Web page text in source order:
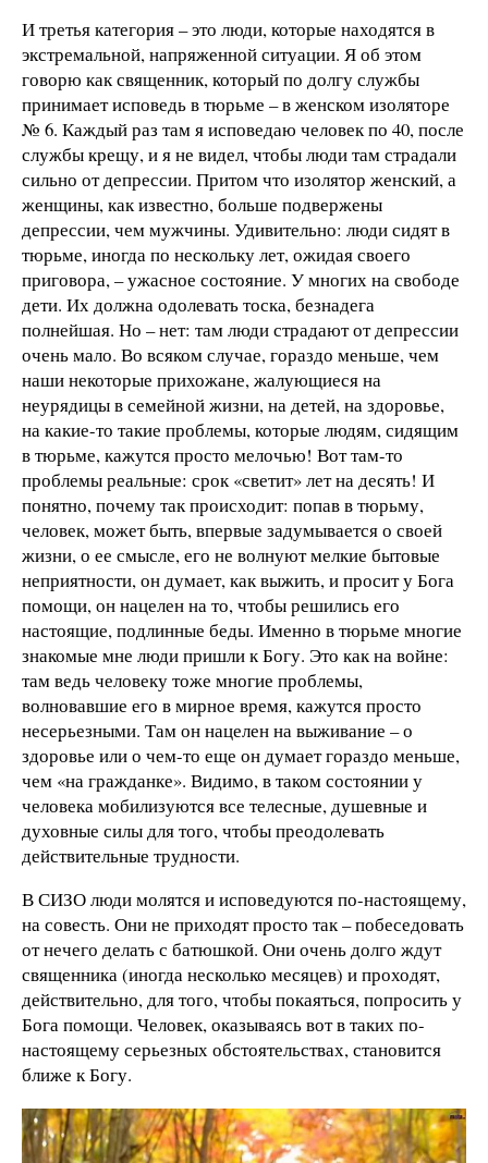
И третья категория – это люди, которые находятся в
экстремальной, напряженной ситуации. Я об этом
говорю как священник, который по долгу службы
принимает исповедь в тюрьме – в женском изоляторе
№ 6. Каждый раз там я исповедаю человек по 40, после
службы крещу, и я не видел, чтобы люди там страдали
сильно от депрессии. Притом что изолятор женский, а
женщины, как известно, больше подвержены
депрессии, чем мужчины. Удивительно: люди сидят в
тюрьме, иногда по нескольку лет, ожидая своего
приговора, – ужасное состояние. У многих на свободе
дети. Их должна одолевать тоска, безнадега
полнейшая. Но – нет: там люди страдают от депрессии
очень мало. Во всяком случае, гораздо меньше, чем
наши некоторые прихожане, жалующиеся на
неурядицы в семейной жизни, на детей, на здоровье,
на какие-то такие проблемы, которые людям, сидящим
в тюрьме, кажутся просто мелочью! Вот там-то
проблемы реальные: срок «светит» лет на десять! И
понятно, почему так происходит: попав в тюрьму,
человек, может быть, впервые задумывается о своей
жизни, о ее смысле, его не волнуют мелкие бытовые
неприятности, он думает, как выжить, и просит у Бога
помощи, он нацелен на то, чтобы решились его
настоящие, подлинные беды. Именно в тюрьме многие
знакомые мне люди пришли к Богу. Это как на войне:
там ведь человеку тоже многие проблемы,
волновавшие его в мирное время, кажутся просто
несерьезными. Там он нацелен на выживание – о
здоровье или о чем-то еще он думает гораздо меньше,
чем «на гражданке». Видимо, в таком состоянии у
человека мобилизуются все телесные, душевные и
духовные силы для того, чтобы преодолевать
действительные трудности.
В СИЗО люди молятся и исповедуются по-настоящему,
на совесть. Они не приходят просто так – побеседовать
от нечего делать с батюшкой. Они очень долго ждут
священника (иногда несколько месяцев) и проходят,
действительно, для того, чтобы покаяться, попросить у
Бога помощи. Человек, оказываясь вот в таких по-
настоящему серьезных обстоятельствах, становится
ближе к Богу.